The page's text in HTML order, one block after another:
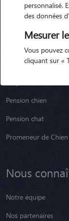
Garde Chat
Races de chiens
Pension chien
Pension chat
Promeneur de Chien
Nous
Notre équipe
Nos partenaires
personnalisé.
des données
Mesurer
Vous pouvez
cliquant sur «